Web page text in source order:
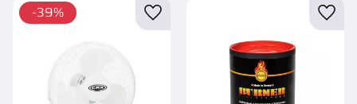
39% Lägg till i favoriter